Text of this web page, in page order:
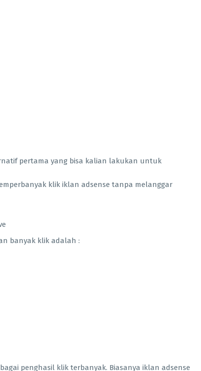
pertama yang bisa kalian lakukan untuk
klik iklan adsense tanpa melanggar
banyak klik adalah :
penghasil klik terbanyak. Biasanya iklan adsense